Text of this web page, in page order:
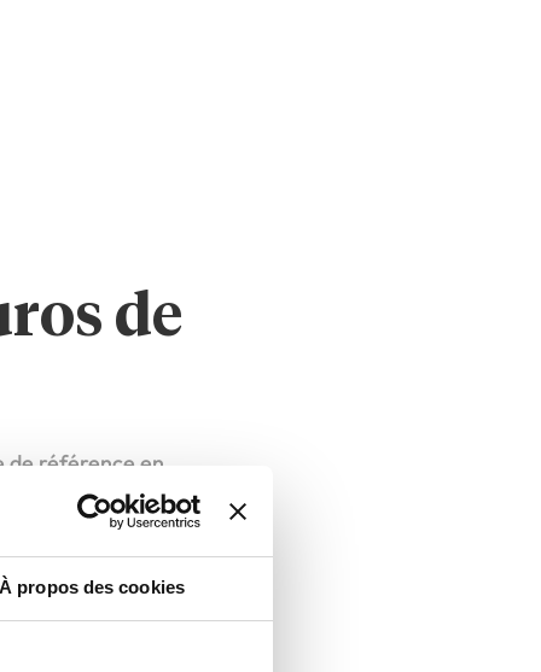
À propos des cookies
de
de référence en
sont victimes.
aux initiatives